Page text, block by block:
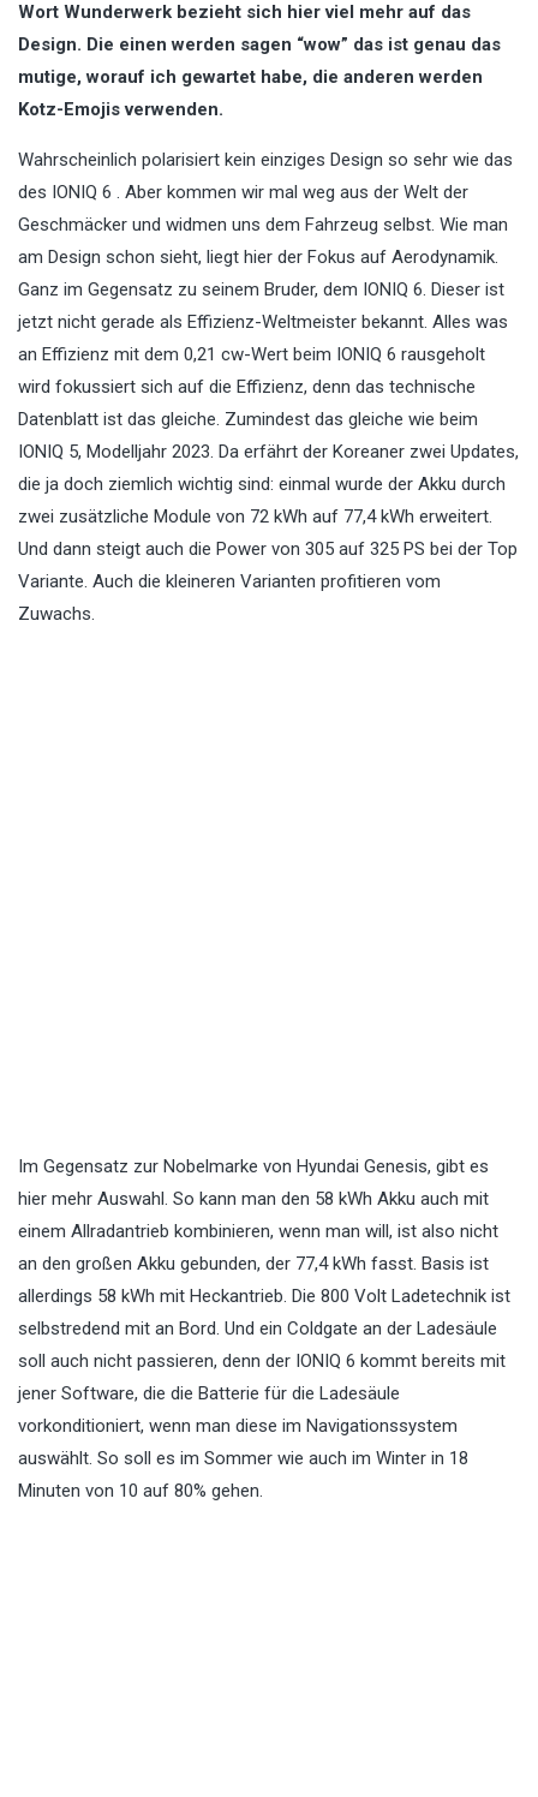
Wort Wunderwerk bezieht sich hier viel mehr auf das
Design. Die einen werden sagen “wow” das ist genau das
mutige, worauf ich gewartet habe, die anderen werden
Kotz-Emojis verwenden.
Wahrscheinlich polarisiert kein einziges Design so sehr wie das
des IONIQ 6 . Aber kommen wir mal weg aus der Welt der
Geschmäcker und widmen uns dem Fahrzeug selbst. Wie man
am Design schon sieht, liegt hier der Fokus auf Aerodynamik.
Ganz im Gegensatz zu seinem Bruder, dem IONIQ 6. Dieser ist
jetzt nicht gerade als Effizienz-Weltmeister bekannt. Alles was
an Effizienz mit dem 0,21 cw-Wert beim IONIQ 6 rausgeholt
wird fokussiert sich auf die Effizienz, denn das technische
Datenblatt ist das gleiche. Zumindest das gleiche wie beim
IONIQ 5, Modelljahr 2023. Da erfährt der Koreaner zwei Updates,
die ja doch ziemlich wichtig sind: einmal wurde der Akku durch
zwei zusätzliche Module von 72 kWh auf 77,4 kWh erweitert.
Und dann steigt auch die Power von 305 auf 325 PS bei der Top
Variante. Auch die kleineren Varianten profitieren vom
Zuwachs.
Im Gegensatz zur Nobelmarke von Hyundai Genesis, gibt es
hier mehr Auswahl. So kann man den 58 kWh Akku auch mit
einem Allradantrieb kombinieren, wenn man will, ist also nicht
an den großen Akku gebunden, der 77,4 kWh fasst. Basis ist
allerdings 58 kWh mit Heckantrieb. Die 800 Volt Ladetechnik ist
selbstredend mit an Bord. Und ein Coldgate an der Ladesäule
soll auch nicht passieren, denn der IONIQ 6 kommt bereits mit
jener Software, die die Batterie für die Ladesäule
vorkonditioniert, wenn man diese im Navigationssystem
auswählt. So soll es im Sommer wie auch im Winter in 18
Minuten von 10 auf 80% gehen.